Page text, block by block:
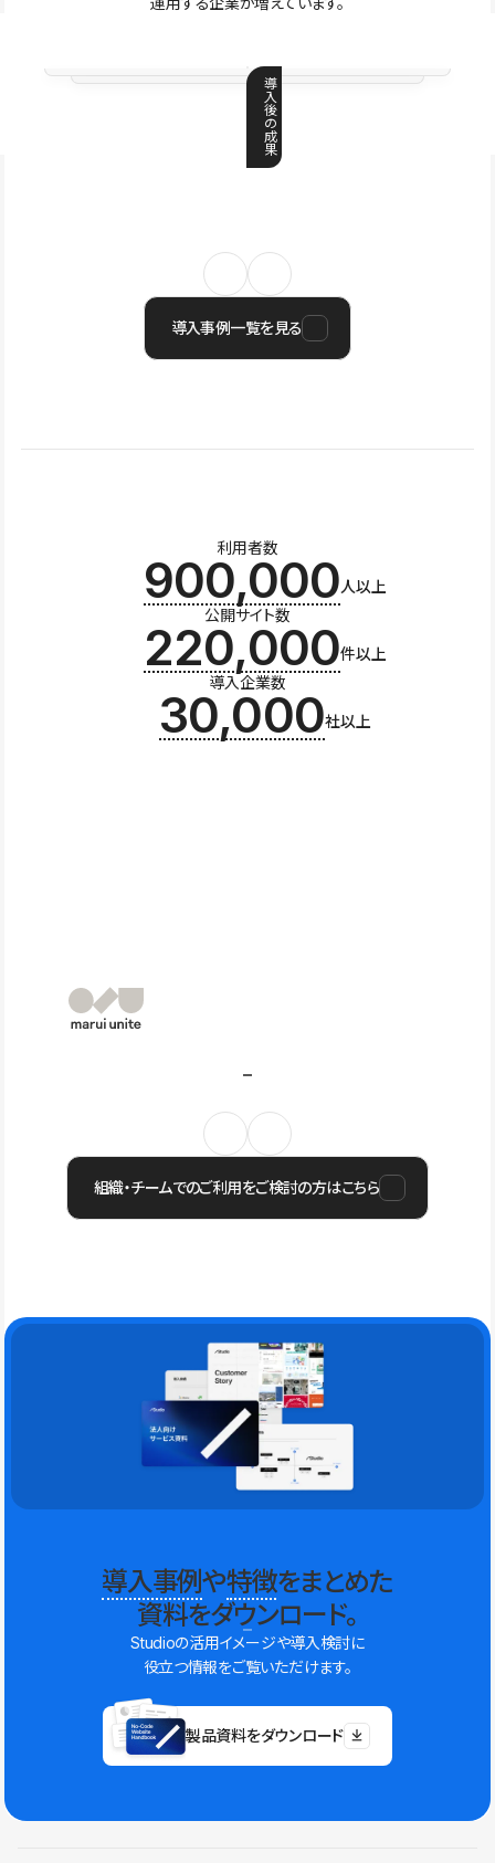
導
入
後
の
成
果
導入事例一覧を見る
利用者数
900,000人以上
公開サイト数
220,000件以上
導入企業数
30,000社以上
組織・チームでのご利用をご検討の方はこちら
導入事例や特徴をまとめた
資料をダウンロード。
Studioの活用イメージや導入検討に
役立つ情報をご覧いただけます。
製品資料をダウンロード